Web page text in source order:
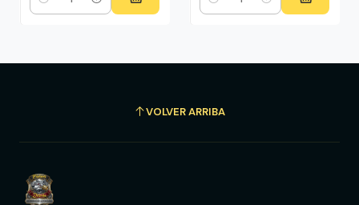
Cantidad Cantidad
VOLVER ARRIBA